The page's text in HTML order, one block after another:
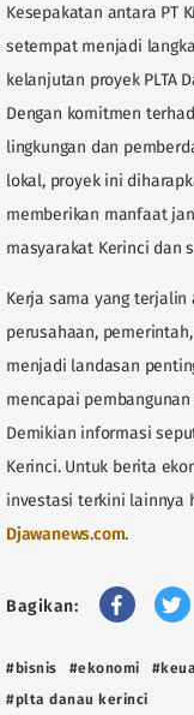
Kesepakatan antara PT
setempat menjadi
kelanjutan proyek PLTA
Dengan komitmen
lingkungan dan
lokal, proyek ini
memberikan manfaat
masyarakat Kerinci dan
Kerja sama yang terjalin
perusahaan,
menjadi landasan
mencapai
Demikian informasi
Kerinci. Untuk berita
investasi terkini lainnya
Djawanews.com.
Bagikan:
#bisnis #ekonomi
#plta danau kerinci